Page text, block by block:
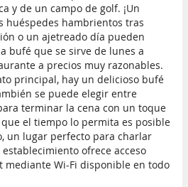
y de un campo de golf. ¡Un
huéspedes hambrientos tras
o un ajetreado día pueden
bufé que se sirve de lunes a
a precios muy razonables.
principal, hay un delicioso bufé
se puede elegir entre
terminar la cena con un toque
el tiempo lo permita es posible
un lugar perfecto para charlar
ofrece acceso
mediante Wi-Fi disponible en todo